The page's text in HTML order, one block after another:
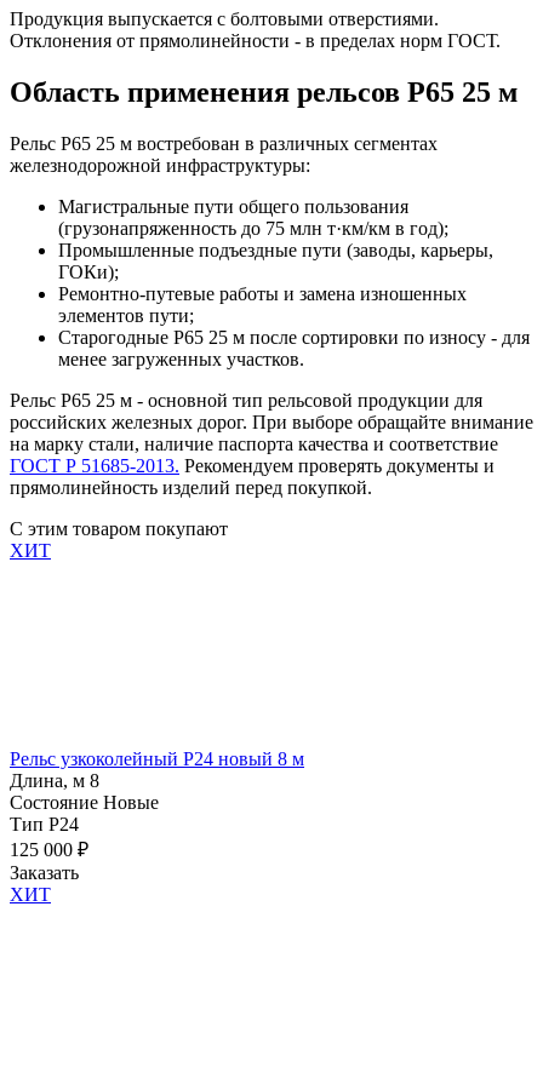
Продукция выпускается с болтовыми отверстиями.
Отклонения от прямолинейности - в пределах норм ГОСТ.
Область применения рельсов Р65 25 м
Рельс Р65 25 м востребован в различных сегментах
железнодорожной инфраструктуры:
Магистральные пути общего пользования
(грузонапряженность до 75 млн т·км/км в год);
Промышленные подъездные пути (заводы, карьеры,
ГОКи);
Ремонтно-путевые работы и замена изношенных
элементов пути;
Старогодные Р65 25 м после сортировки по износу - для
менее загруженных участков.
Рельс Р65 25 м - основной тип рельсовой продукции для
российских железных дорог. При выборе обращайте внимание
на марку стали, наличие паспорта качества и соответствие
ГОСТ Р 51685-2013. Рекомендуем проверять документы и
прямолинейность изделий перед покупкой.
С этим товаром покупают
ХИТ
Рельс узкоколейный Р24 новый 8 м
Длина, м 8
Состояние Новые
Тип Р24
125 000 ₽
Заказать
ХИТ